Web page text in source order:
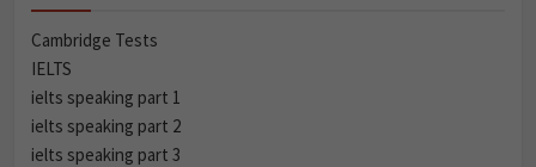
Cambridge Tests
IELTS
ielts speaking part 1
ielts speaking part 2
ielts speaking part 3